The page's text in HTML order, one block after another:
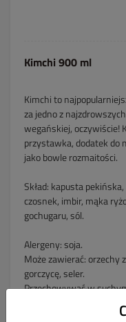
Kimchi 900 ml
Kimchi to
za jedno z
wegańskiej, oczywiście!
przystawka, dodatek do
jako bowle rozmaitości.
Skład: kapusta
czosnek, imbir, mąka
gochugaru, sól.
Alergeny: soja.
Może zawierać: orzechy
gorczycę, seler.
Przechowywać w
Po otwarciu